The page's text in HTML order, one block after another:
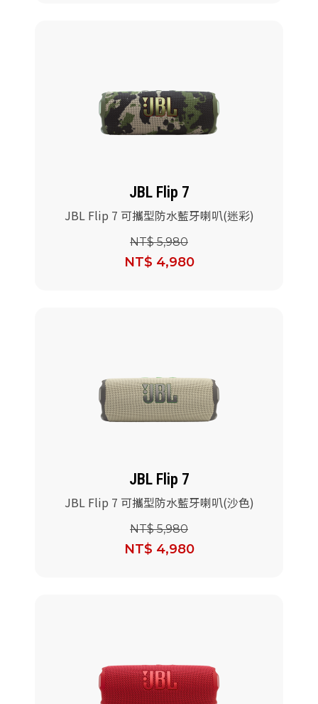
JBL Flip 7
JBL Flip 7 可攜型防水藍牙喇叭(迷彩)
NT$ 5,980
NT$ 4,980
JBL Flip 7
JBL Flip 7 可攜型防水藍牙喇叭(沙色)
NT$ 5,980
NT$ 4,980